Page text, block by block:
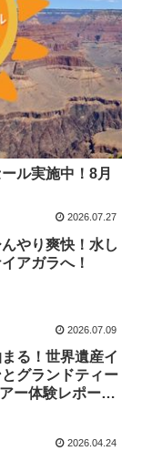
ル実施中！8月
2026.07.27
やり爽快！水し
アガラへ！
2026.07.09
る！世界遺産イ
グランドティー
ー体験レポート
2026.04.24